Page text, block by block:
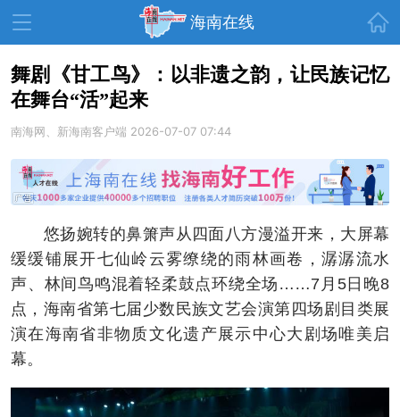
海南在线
资讯中心 热点
教育 健康 房产
生活 演出 活动
展会 走读海南 周末去哪儿
人才在线 天涯企服
舞剧《甘工鸟》：以非遗之韵，让民族记忆
在舞台“活”起来
南海网、新海南客户端 2026-07-07 07:44
悠扬婉转的鼻箫声从四面八方漫溢开来，大屏幕
缓缓铺展开七仙岭云雾缭绕的雨林画卷，潺潺流水
声、林间鸟鸣混着轻柔鼓点环绕全场……7月5日晚8
点，海南省第七届少数民族文艺会演第四场剧目类展
演在海南省非物质文化遗产展示中心大剧场唯美启
幕。